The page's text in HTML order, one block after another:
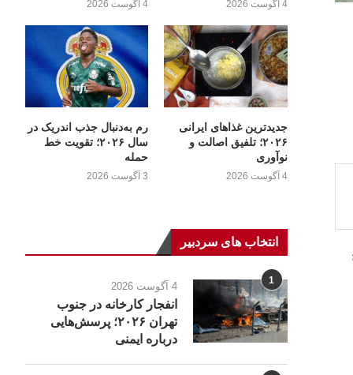
4 آگوست 2026 4 آگوست 2026
جدیدترین غذاهای ایرانی
۲۰۲۶؛ تلفیق اصالت و
نوآوری
4 آگوست 2026
رم به‌دنبال جذب اندریک در
سال ۲۰۲۶؛ تقویت خط
حمله
3 آگوست 2026
انتخاب های سردبیر
1 4 آگوست 2026
انفجار کارخانه در جنوب
تهران ۲۰۲۶؛ پرسش‌هایی
درباره ایمنی